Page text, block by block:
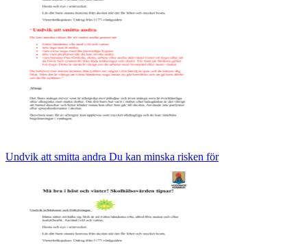
Undvik att smitta andra Du kan minska risken för